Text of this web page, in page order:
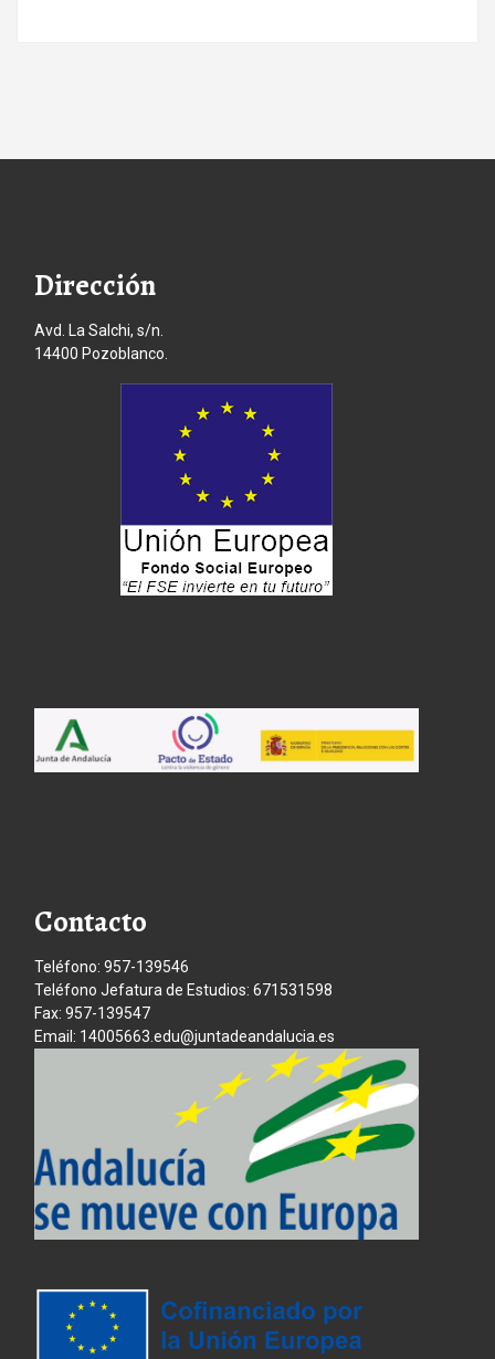
Dirección
Avd. La Salchi, s/n.
14400 Pozoblanco.
Contacto
Teléfono: 957-139546
Teléfono Jefatura de Estudios: 671531598
Fax: 957-139547
Email: 14005663.edu@juntadeandalucia.es